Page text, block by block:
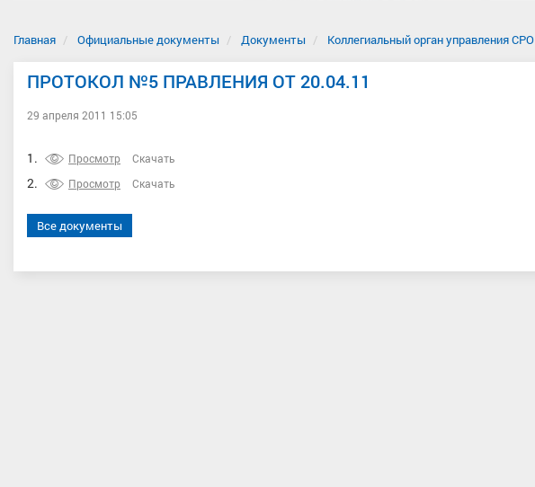
Главная Официальные документы Документы Коллегиальный орган управления СРО
ПРОТОКОЛ №5 ПРАВЛЕНИЯ ОТ 20.04.11
29 апреля 2011 15:05
1. Просмотр Скачать
2. Просмотр Скачать
Все документы